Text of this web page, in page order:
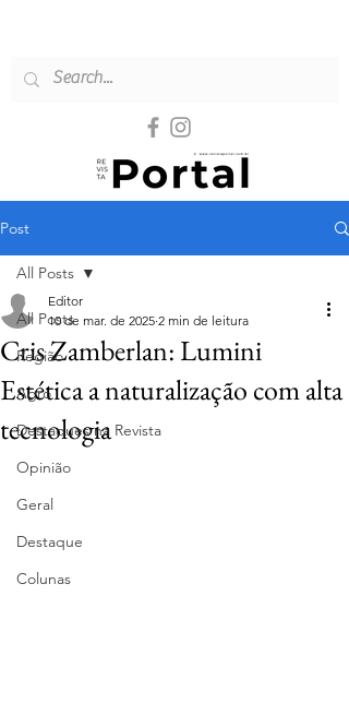
Post
All Posts
Região
Agro
Destaques na Revista
Opinião
Geral
Destaque
Colunas
All Posts
Cris Zamberlan: Lumini
Estética a naturalização com alta
tecnologia
Editor
10 de mar. de 2025 2 min de leitura